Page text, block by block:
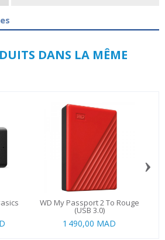
DANS LA MÊME
WD My Passport 2 To Rouge
(USB 3.0)
1 490,00 MAD
›